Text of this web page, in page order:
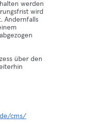
werden
wird
Andernfalls
über den
cms/